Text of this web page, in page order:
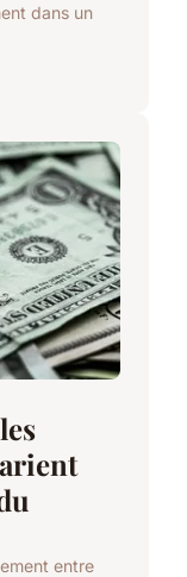
dans un
entre